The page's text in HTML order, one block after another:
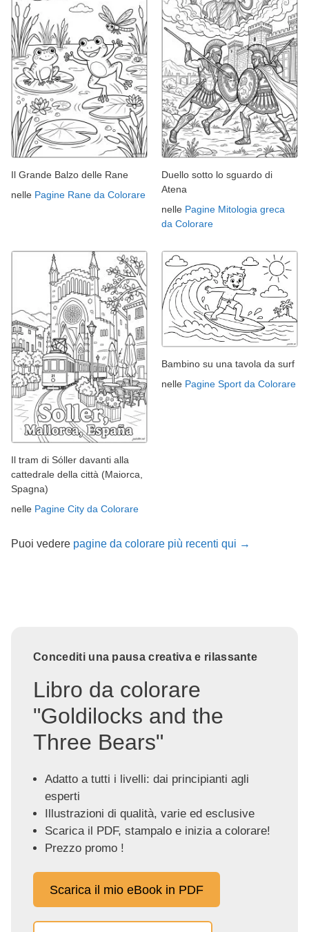
Il Grande Balzo delle Rane
nelle Pagine Rane da Colorare
Duello sotto lo sguardo di
Atena
nelle Pagine Mitologia greca
da Colorare
Il tram di Sóller davanti alla
cattedrale della città (Maiorca,
Spagna)
nelle Pagine City da Colorare
Bambino su una tavola da surf
nelle Pagine Sport da Colorare
Puoi vedere pagine da colorare più recenti qui →
Concediti una pausa creativa e rilassante
Libro da colorare
"Goldilocks and the
Three Bears"
Adatto a tutti i livelli: dai principianti agli
esperti
Illustrazioni di qualità, varie ed esclusive
Scarica il PDF, stampalo e inizia a colorare!
Prezzo promo !
Scarica il mio eBook in PDF